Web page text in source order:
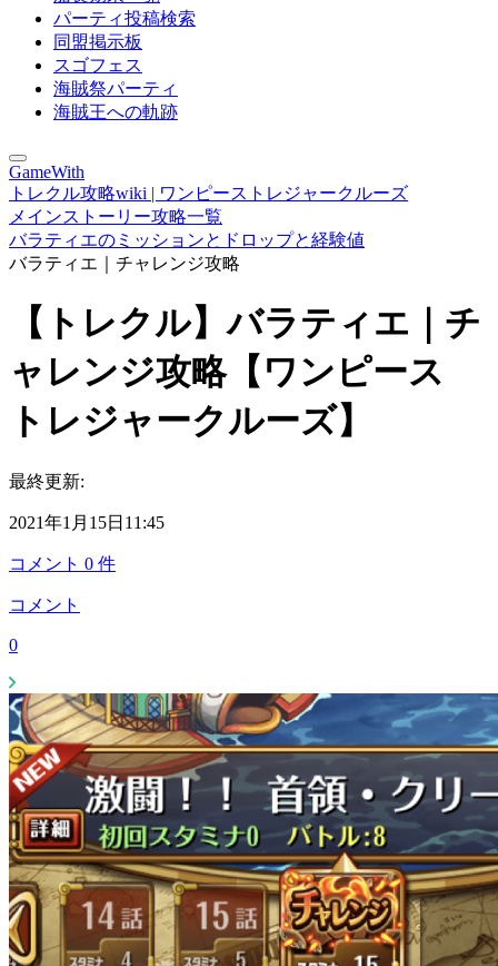
パーティ投稿検索
同盟掲示板
スゴフェス
海賊祭パーティ
海賊王への軌跡
GameWith
トレクル攻略wiki | ワンピーストレジャークルーズ
メインストーリー攻略一覧
バラティエのミッションとドロップと経験値
バラティエ｜チャレンジ攻略
【トレクル】バラティエ｜チ
ャレンジ攻略【ワンピース
トレジャークルーズ】
最終更新:
2021年1月15日11:45
コメント 0 件
コメント
0